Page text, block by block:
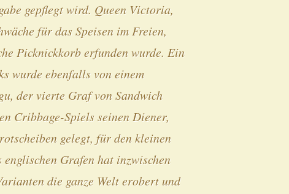
gepflegt wird. Queen Victoria,
für das Speisen im Freien,
Picknickkorb erfunden wurde. Ein
wurde ebenfalls von einem
der vierte Graf von Sandwich
Cribbage-Spiels seinen Diener,
gelegt, für den kleinen
Grafen hat inzwischen
die ganze Welt erobert und